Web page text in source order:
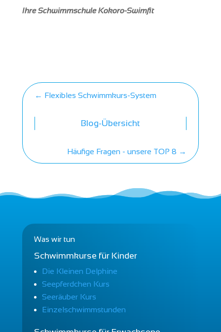
Ihre Schwimmschule Kokoro-Swimfit
← Flexibles Schwimmkurs-System
Blog-Übersicht
Häufige Fragen - unsere TOP 8 →
Was wir tun
Schwimmkurse für Kinder
Die Kleinen Delphine
Seepferdchen Kurs
Seeräuber Kurs
Einzelschwimmstunden